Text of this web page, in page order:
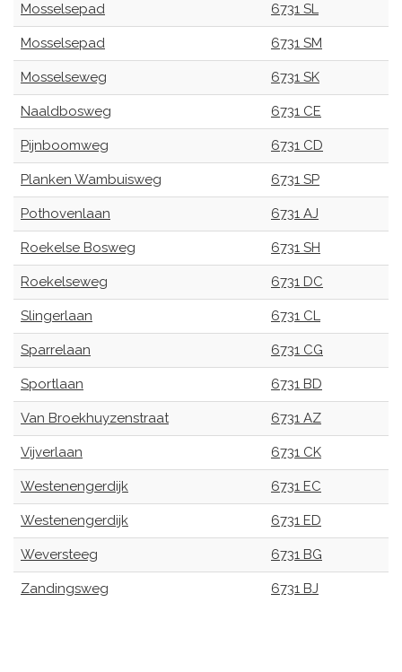
Mosselsepad 6731 SL
Mosselsepad 6731 SM
Mosselseweg 6731 SK
Naaldbosweg 6731 CE
Pijnboomweg 6731 CD
Planken Wambuisweg 6731 SP
Pothovenlaan 6731 AJ
Roekelse Bosweg 6731 SH
Roekelseweg 6731 DC
Slingerlaan 6731 CL
Sparrelaan 6731 CG
Sportlaan 6731 BD
Van Broekhuyzenstraat 6731 AZ
Vijverlaan 6731 CK
Westenengerdijk 6731 EC
Westenengerdijk 6731 ED
Weversteeg 6731 BG
Zandingsweg 6731 BJ